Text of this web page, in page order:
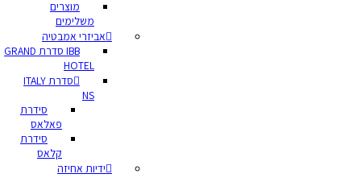
מוצרים
משלימים
אביזרי אמבטיה
IBB סדרת GRAND
HOTEL
סדרת ITALY
NS
סידרת
פאלאס
סידרת
קלאס
ידיות אחיזה